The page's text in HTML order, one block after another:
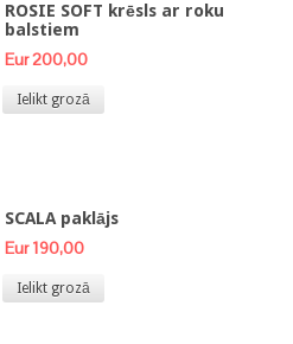
ROSIE SOFT krēsls ar roku
balstiem
Eur 200,00
Ielikt grozā
SCALA paklājs
Eur 190,00
Ielikt grozā